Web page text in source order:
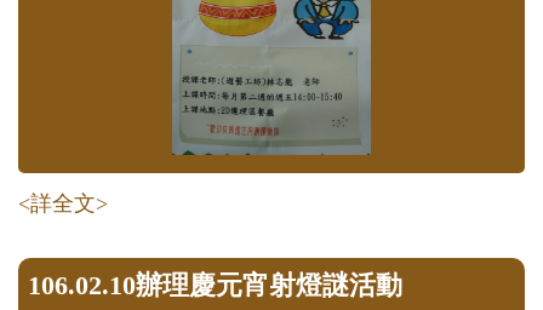
<詳全文>
106.02.10辦理慶元宵射燈謎活動